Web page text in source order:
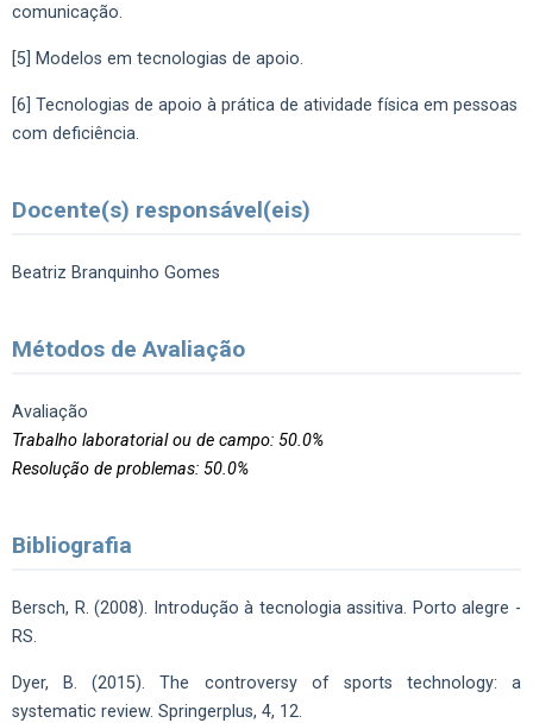
comunicação.
[5] Modelos em tecnologias de apoio.
[6] Tecnologias de apoio à prática de atividade física em pessoas
com deficiência.
Docente(s) responsável(eis)
Beatriz Branquinho Gomes
Métodos de Avaliação
Avaliação
Trabalho laboratorial ou de campo: 50.0%
Resolução de problemas: 50.0%
Bibliografia
Bersch, R. (2008). Introdução à tecnologia assitiva. Porto alegre -
RS.
Dyer, B. (2015). The controversy of sports technology: a
systematic review. Springerplus, 4, 12.